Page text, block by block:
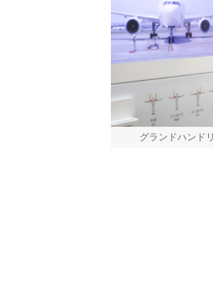
グランドハンド